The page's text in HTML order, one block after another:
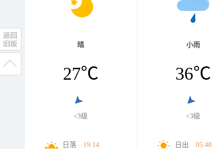
晴
27℃
<3级
日落 19:14
小雨
36℃
<3级
日出 05:48